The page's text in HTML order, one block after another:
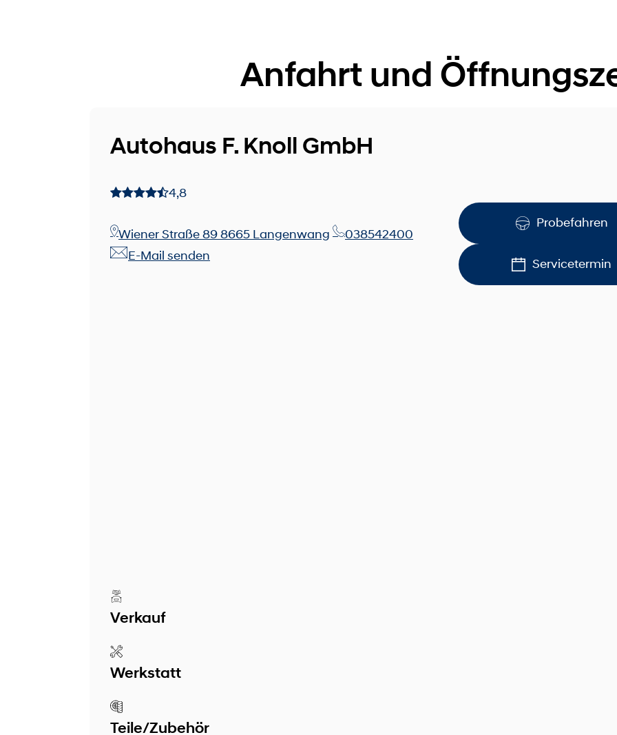
Anfahrt und
Autohaus F. Knoll GmbH
4,8
Wiener Straße 89 8665 Langenwang
038542400
E-Mail senden
Probefahren
Servicetermin
Verkauf
Werkstatt
Teile/Zubehör